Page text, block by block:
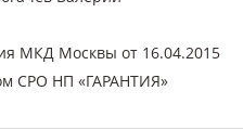
МКД Москвы от 16.04.2015
СРО НП «ГАРАНТИЯ»